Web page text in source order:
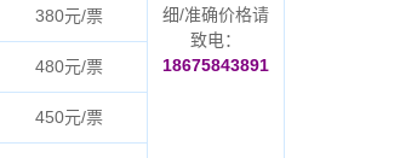
细/准确价格请
致电：
18675843891
380元/票
480元/票
450元/票